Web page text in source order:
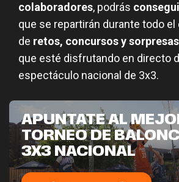
colaboradores, podrás
que se repartirán durante todo el
de retos, concursos y sorpresas
que esté disfrutando en directo
espectáculo nacional de 3x3.
APÚNTATE AL
TORNEO DE
3X3 NACIONAL